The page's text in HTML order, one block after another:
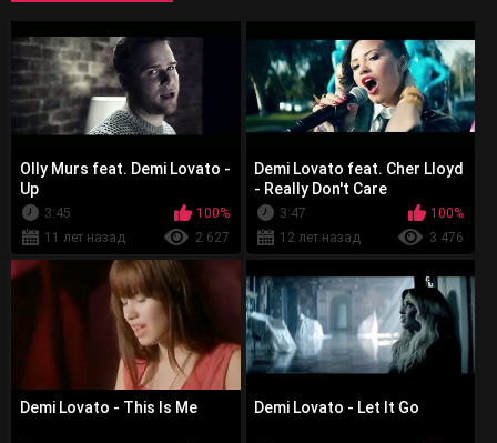
Olly Murs feat. Demi Lovato -
Up
3:45
100%
11 лет назад
2 627
Demi Lovato feat. Cher Lloyd
- Really Don't Care
3:47
100%
12 лет назад
3 476
Demi Lovato - This Is Me Demi Lovato - Let It Go